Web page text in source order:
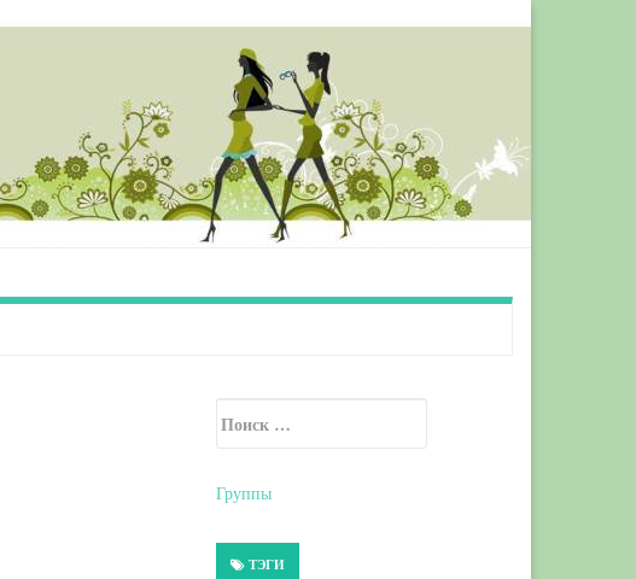
Secondary Sidebar
Группы
ТЭГИ